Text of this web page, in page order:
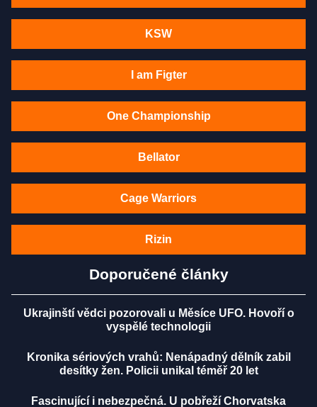
KSW
I am Figter
One Championship
Bellator
Cage Warriors
Rizin
Doporučené články
Ukrajinští vědci pozorovali u Měsíce UFO. Hovoří o
vyspělé technologii
Kronika sériových vrahů: Nenápadný dělník zabil
desítky žen. Policii unikal téměř 20 let
Fascinující i nebezpečná. U pobřeží Chorvatska